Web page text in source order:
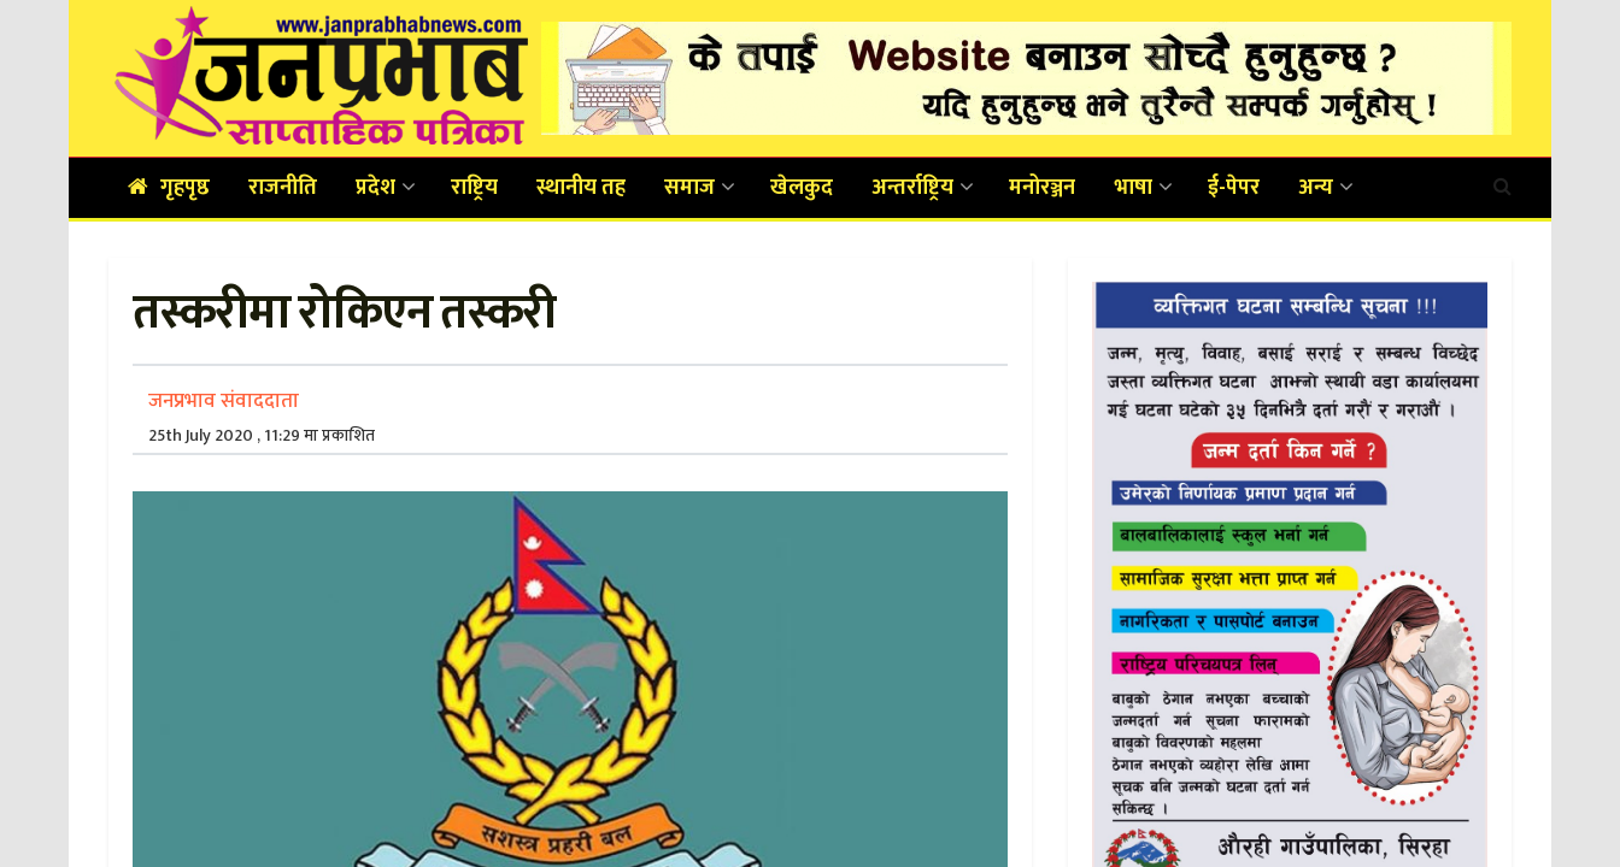
गृहपृष्ठ राजनीति प्रदेश राष्ट्रिय स्थानीय तह समाज खेलकुद अन्तर्राष्ट्रिय मनोरञ्जन भाषा ई-पेपर अन्य
तस्करीमा रोकिएन तस्करी
जनप्रभाव संवाददाता
25th July 2020 , 11:29 मा प्रकाशित